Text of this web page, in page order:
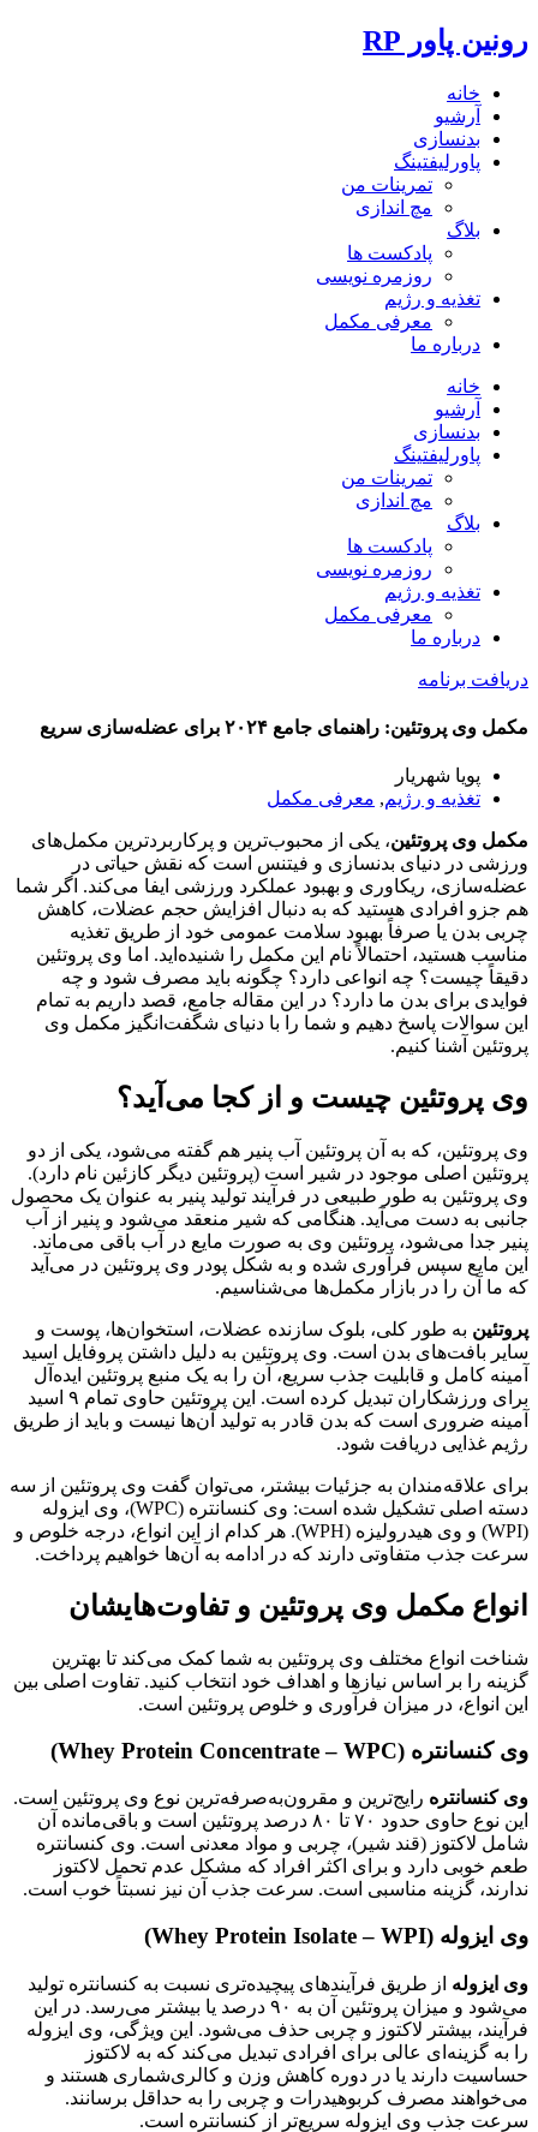
رونین پاور RP
خانه
آرشیو
بدنسازی
پاورلیفتینگ
تمرینات من
مچ اندازی
بلاگ
پادکست ها
روزمره نویسی
تغذیه و رژیم
معرفی مکمل
درباره ما
خانه
آرشیو
بدنسازی
پاورلیفتینگ
تمرینات من
مچ اندازی
بلاگ
پادکست ها
روزمره نویسی
تغذیه و رژیم
معرفی مکمل
درباره ما
دریافت برنامه
مکمل وی پروتئین: راهنمای جامع ۲۰۲۴ برای عضله‌سازی سریع
پویا شهریار
تغذیه و رژیم, معرفی مکمل
مکمل وی پروتئین، یکی از محبوب‌ترین و پرکاربردترین مکمل‌های
ورزشی در دنیای بدنسازی و فیتنس است که نقش حیاتی در
عضله‌سازی، ریکاوری و بهبود عملکرد ورزشی ایفا می‌کند. اگر شما
هم جزو افرادی هستید که به دنبال افزایش حجم عضلات، کاهش
چربی بدن یا صرفاً بهبود سلامت عمومی خود از طریق تغذیه
مناسب هستید، احتمالاً نام این مکمل را شنیده‌اید. اما وی پروتئین
دقیقاً چیست؟ چه انواعی دارد؟ چگونه باید مصرف شود و چه
فوایدی برای بدن ما دارد؟ در این مقاله جامع، قصد داریم به تمام
این سوالات پاسخ دهیم و شما را با دنیای شگفت‌انگیز مکمل وی
پروتئین آشنا کنیم.
وی پروتئین چیست و از کجا می‌آید؟
وی پروتئین، که به آن پروتئین آب پنیر هم گفته می‌شود، یکی از دو
پروتئین اصلی موجود در شیر است (پروتئین دیگر کازئین نام دارد).
وی پروتئین به طور طبیعی در فرآیند تولید پنیر به عنوان یک محصول
جانبی به دست می‌آید. هنگامی که شیر منعقد می‌شود و پنیر از آب
پنیر جدا می‌شود، پروتئین وی به صورت مایع در آب باقی می‌ماند.
این مایع سپس فرآوری شده و به شکل پودر وی پروتئین در می‌آید
که ما آن را در بازار مکمل‌ها می‌شناسیم.
پروتئین به طور کلی، بلوک سازنده عضلات، استخوان‌ها، پوست و
سایر بافت‌های بدن است. وی پروتئین به دلیل داشتن پروفایل اسید
آمینه کامل و قابلیت جذب سریع، آن را به یک منبع پروتئین ایده‌آل
برای ورزشکاران تبدیل کرده است. این پروتئین حاوی تمام ۹ اسید
آمینه ضروری است که بدن قادر به تولید آن‌ها نیست و باید از طریق
رژیم غذایی دریافت شود.
برای علاقه‌مندان به جزئیات بیشتر، می‌توان گفت وی پروتئین از سه
دسته اصلی تشکیل شده است: وی کنسانتره (WPC)، وی ایزوله
(WPI) و وی هیدرولیزه (WPH). هر کدام از این انواع، درجه خلوص و
سرعت جذب متفاوتی دارند که در ادامه به آن‌ها خواهیم پرداخت.
انواع مکمل وی پروتئین و تفاوت‌هایشان
شناخت انواع مختلف وی پروتئین به شما کمک می‌کند تا بهترین
گزینه را بر اساس نیازها و اهداف خود انتخاب کنید. تفاوت اصلی بین
این انواع، در میزان فرآوری و خلوص پروتئین است.
وی کنسانتره (Whey Protein Concentrate – WPC)
وی کنسانتره رایج‌ترین و مقرون‌به‌صرفه‌ترین نوع وی پروتئین است.
این نوع حاوی حدود ۷۰ تا ۸۰ درصد پروتئین است و باقی‌مانده آن
شامل لاکتوز (قند شیر)، چربی و مواد معدنی است. وی کنسانتره
طعم خوبی دارد و برای اکثر افراد که مشکل عدم تحمل لاکتوز
ندارند، گزینه مناسبی است. سرعت جذب آن نیز نسبتاً خوب است.
وی ایزوله (Whey Protein Isolate – WPI)
وی ایزوله از طریق فرآیندهای پیچیده‌تری نسبت به کنسانتره تولید
می‌شود و میزان پروتئین آن به ۹۰ درصد یا بیشتر می‌رسد. در این
فرآیند، بیشتر لاکتوز و چربی حذف می‌شود. این ویژگی، وی ایزوله
را به گزینه‌ای عالی برای افرادی تبدیل می‌کند که به لاکتوز
حساسیت دارند یا در دوره کاهش وزن و کالری‌شماری هستند و
می‌خواهند مصرف کربوهیدرات و چربی را به حداقل برسانند.
سرعت جذب وی ایزوله سریع‌تر از کنسانتره است.